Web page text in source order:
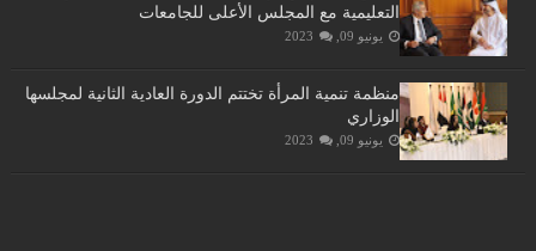
التعليمية مع المجلس الأعلى للجامعات
يونيو 09, 2023
منظمة تنمية المرأة تختتم الدورة العادية الثانية لمجلسها
الوزاري
يونيو 09, 2023